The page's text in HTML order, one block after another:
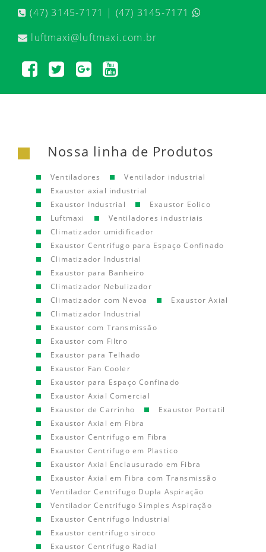
(47) 3145-7171 | (47) 3145-7171
luftmaxi@luftmaxi.com.br
Nossa linha de Produtos
Ventiladores
Ventilador industrial
Exaustor axial industrial
Exaustor Industrial
Exaustor Eolico
Luftmaxi
Ventiladores industriais
Climatizador umidificador
Exaustor Centrifugo para Espaço Confinado
Climatizador Industrial
Exaustor para Banheiro
Climatizador Nebulizador
Climatizador com Nevoa
Exaustor Axial
Climatizador Industrial
Exaustor com Transmissão
Exaustor com Filtro
Exaustor para Telhado
Exaustor Fan Cooler
Exaustor para Espaço Confinado
Exaustor Axial Comercial
Exaustor de Carrinho
Exaustor Portatil
Exaustor Axial em Fibra
Exaustor Centrifugo em Fibra
Exaustor Centrifugo em Plastico
Exaustor Axial Enclausurado em Fibra
Exaustor Axial em Fibra com Transmissão
Ventilador Centrifugo Dupla Aspiração
Ventilador Centrifugo Simples Aspiração
Exaustor Centrifugo Industrial
Exaustor centrifugo siroco
Exaustor Centrifugo Radial